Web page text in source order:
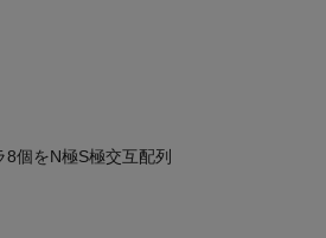
個をN極S極交互配列